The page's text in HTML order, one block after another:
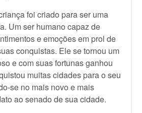
foi criado para ser uma
Um ser humano capaz de
e emoções em prol de
conquistas. Ele se tornou um
e com suas fortunas ganhou
muitas cidades para o seu
se no mais novo e mais
ao senado de sua cidade.